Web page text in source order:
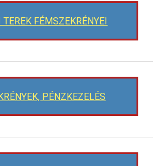
TEREK FÉMSZEKRÉNYEI
PÉNZKEZELÉS